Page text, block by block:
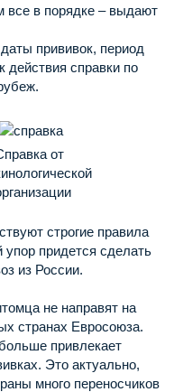
все в порядке – выдают
прививок, период
действия справки по
от
строгие правила
упор придется сделать
из России.
не направят на
странах Евросоюза.
привлекает
Это актуально,
много переносчиков